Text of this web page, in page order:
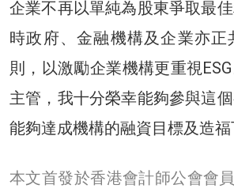
企業不再以單純為股東爭取最
時政府、金融機構及企業亦正
則，以激勵企業機構更重視
主管，我十分榮幸能夠參與這
能夠達成機構的融資目標及造福
本文首發於香港會計師公會會員